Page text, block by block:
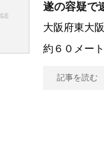
遂の容疑で
大阪府東大
約６０メー
記事を読む